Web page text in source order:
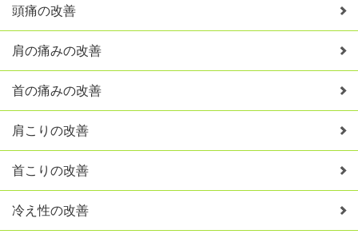
頭痛の改善
肩の痛みの改善
首の痛みの改善
肩こりの改善
首こりの改善
冷え性の改善